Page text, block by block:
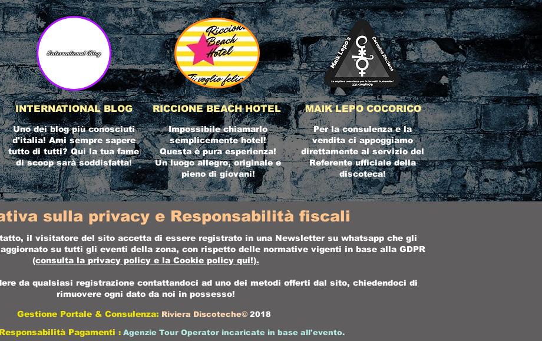
INTERNATIONAL BLOG
Uno dei blog più conosciuti
d'italia! Ami sempre sapere
tutto di tutti? Qui la tua fame
di scoop sarà soddisfatta!
RICCIONE BEACH HOTEL
Impossibile chiamarlo
semplicemente hotel!
Questa è pura esperienza!
Un luogo allegro, originale e
pieno di giovani!
MAIK LEPO COCORICO
Per la consulenza e la
vendita ci appoggiamo
direttamente al servizio del
Referente ufficiale della
discoteca!
sulla privacy e Responsabilità fiscali
il visitatore del sito accetta di essere registrato in una Newsletter su whatsapp che gli
su tutti gli eventi della zona, con rispetto delle normative vigenti in base alla GDPR
(consulta la privacy policy e la Cookie policy qui!).
da qualsiasi registrazione contattandoci ad uno dei metodi offerti dal sito, chiedendoci di
rimuovere ogni dato da noi in possesso!
Gestione Portale & Consulenza: Riviera Discoteche© 2018
Pagamenti : Agenzie Tour Operator incaricate in base all'evento.